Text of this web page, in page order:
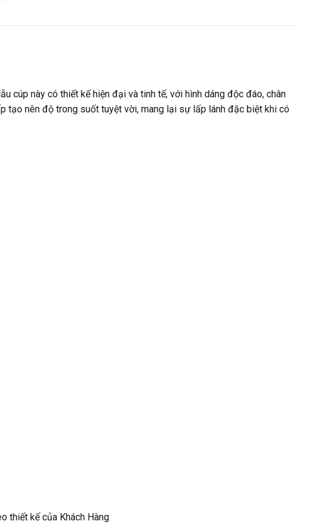
cúp này có thiết kế hiện đại và tinh tế, với hình dáng độc đáo, chân
tạo nên độ trong suốt tuyệt vời, mang lại sự lấp lánh đặc biệt khi có
thiết kế của Khách Hàng